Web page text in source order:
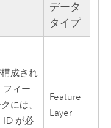
データ
タイプ
成され
フィー
には、
ID が必
Feature
Layer